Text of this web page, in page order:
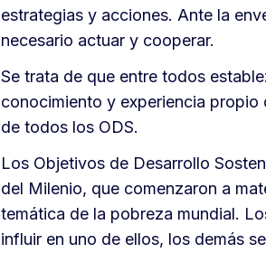
estrategias y acciones. Ante la
necesario actuar y cooperar.
Se trata de que entre todos
conocimiento y experiencia
de todos los ODS.
Los Objetivos de Desarrollo
del Milenio, que comenzaron a
temática de la pobreza mundial.
influir en uno de ellos, los demás